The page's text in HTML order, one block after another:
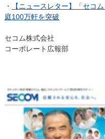
・
【ニュースレター】「セコ
庭100万軒を突破
セコム株式会社
コーポレート広報部